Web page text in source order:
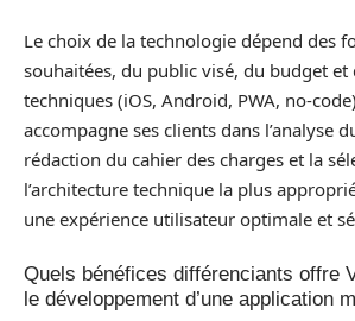
Le choix de la technologie dépend des
souhaitées, du public visé, du budget et
techniques (iOS, Android, PWA, no-
accompagne ses clients dans l’analyse
rédaction du cahier des charges et la
l’architecture technique la plus
une expérience utilisateur optimale et
Quels bénéfices différenciants offre
le développement d’une application